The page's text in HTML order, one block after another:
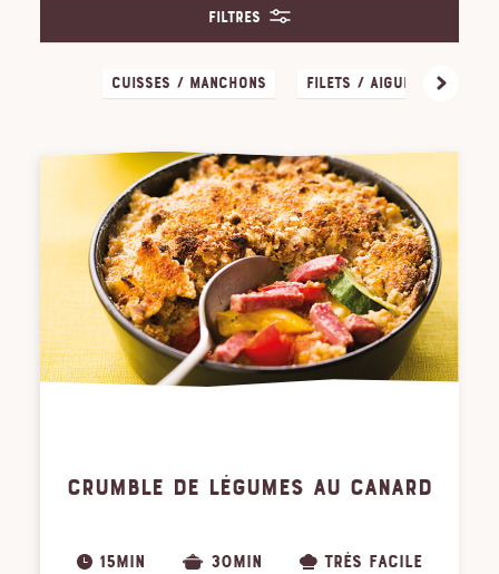
Filtres
Cuisses / Manchons Filets / Aiguillettes
CRUMBLE DE LÉGUMES AU CANARD
15MIN 30MIN TRÈS FACILE